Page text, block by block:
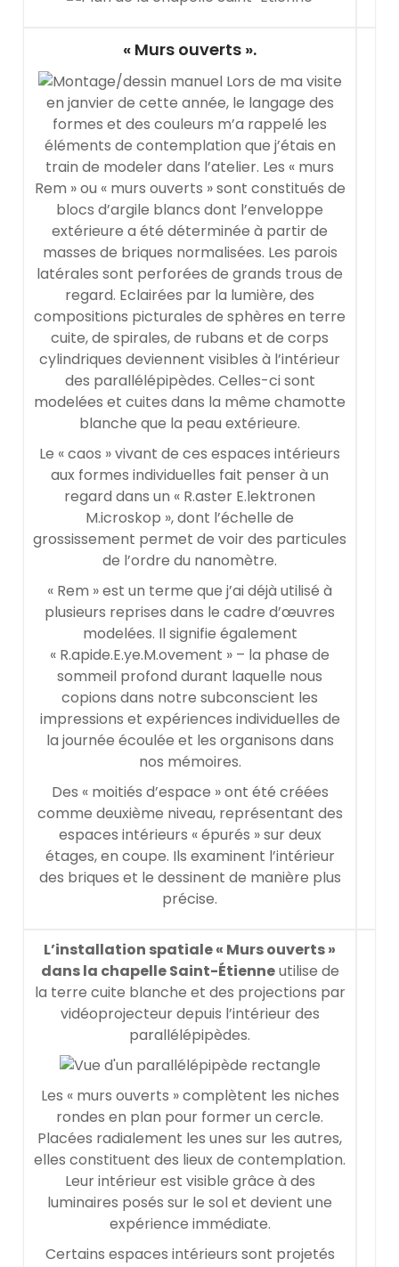
« Murs ouverts ».
Lors de ma visite
en janvier de cette année, le langage des
formes et des couleurs m’a rappelé les
éléments de contemplation que j’étais en
train de modeler dans l’atelier. Les « murs
Rem » ou « murs ouverts » sont constitués de
blocs d’argile blancs dont l’enveloppe
extérieure a été déterminée à partir de
masses de briques normalisées. Les parois
latérales sont perforées de grands trous de
regard. Eclairées par la lumière, des
compositions picturales de sphères en terre
cuite, de spirales, de rubans et de corps
cylindriques deviennent visibles à l’intérieur
des parallélépipèdes. Celles-ci sont
modelées et cuites dans la même chamotte
blanche que la peau extérieure.
Le « caos » vivant de ces espaces intérieurs
aux formes individuelles fait penser à un
regard dans un « R.aster E.lektronen
M.icroskop », dont l’échelle de
grossissement permet de voir des particules
de l’ordre du nanomètre.
« Rem » est un terme que j’ai déjà utilisé à
plusieurs reprises dans le cadre d’œuvres
modelées. Il signifie également
« R.apide.E.ye.M.ovement » – la phase de
sommeil profond durant laquelle nous
copions dans notre subconscient les
impressions et expériences individuelles de
la journée écoulée et les organisons dans
nos mémoires.
Des « moitiés d’espace » ont été créées
comme deuxième niveau, représentant des
espaces intérieurs « épurés » sur deux
étages, en coupe. Ils examinent l’intérieur
des briques et le dessinent de manière plus
précise.
L’installation spatiale « Murs ouverts »
dans la chapelle Saint-Étienneutilise de
la terre cuite blanche et des projections par
vidéoprojecteur depuis l’intérieur des
parallélépipèdes.
Les « murs ouverts » complètent les niches
rondes en plan pour former un cercle.
Placées radialement les unes sur les autres,
elles constituent des lieux de contemplation.
Leur intérieur est visible grâce à des
luminaires posés sur le sol et devient une
expérience immédiate.
Certains espaces intérieurs sont projetés